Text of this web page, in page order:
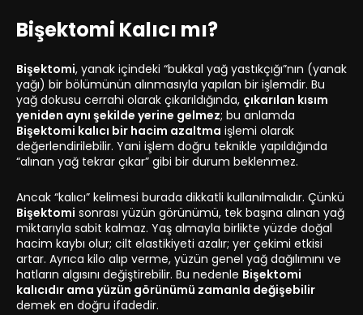
Bişektomi Kalıcı mı?
Bişektomi, yanak içindeki “bukkal yağ yastıkçığı”nın (yanak
yağı) bir bölümünün alınmasıyla yapılan bir işlemdir. Bu
yağ dokusu cerrahi olarak çıkarıldığında, çıkarılan kısım
yeniden aynı şekilde yerine gelmez; bu anlamda
Bişektomi kalıcı bir hacim azaltma işlemi olarak
değerlendirilebilir. Yani işlem doğru teknikle yapıldığında
“alınan yağ tekrar çıkar” gibi bir durum beklenmez.
Ancak “kalıcı” kelimesi burada dikkatli kullanılmalıdır. Çünkü
Bişektomi sonrası yüzün görünümü, tek başına alınan yağ
miktarıyla sabit kalmaz. Yaş almayla birlikte yüzde doğal
hacim kaybı olur; cilt elastikiyeti azalır; yer çekimi etkisi
artar. Ayrıca kilo alıp verme, yüzün genel yağ dağılımını ve
hatların algısını değiştirebilir. Bu nedenle Bişektomi
kalıcıdır ama yüzün görünümü zamanla değişebilir
demek en doğru ifadedir.